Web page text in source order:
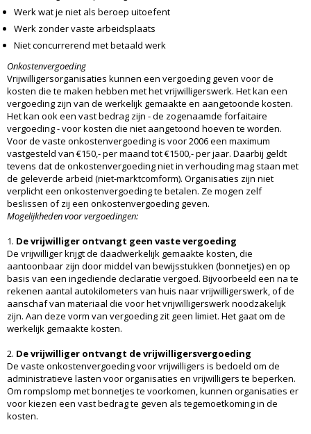
Werk wat je niet als beroep uitoefent
Werk zonder vaste arbeidsplaats
Niet concurrerend met betaald werk
Onkostenvergoeding
Vrijwilligersorganisaties kunnen een vergoeding geven voor de
kosten die te maken hebben met het vrijwilligerswerk. Het kan een
vergoeding zijn van de werkelijk gemaakte en aangetoonde kosten.
Het kan ook een vast bedrag zijn - de zogenaamde forfaitaire
vergoeding - voor kosten die niet aangetoond hoeven te worden.
Voor de vaste onkostenvergoeding is voor 2006 een maximum
vastgesteld van €150,- per maand tot €1500,- per jaar. Daarbij geldt
tevens dat de onkostenvergoeding niet in verhouding mag staan met
de geleverde arbeid (niet-marktcomform). Organisaties zijn niet
verplicht een onkostenvergoeding te betalen. Ze mogen zelf
beslissen of zij een onkostenvergoeding geven.
Mogelijkheden voor vergoedingen:
1. De vrijwilliger ontvangt geen vaste vergoeding
De vrijwilliger krijgt de daadwerkelijk gemaakte kosten, die
aantoonbaar zijn door middel van bewijsstukken (bonnetjes) en op
basis van een ingediende declaratie vergoed. Bijvoorbeeld een na te
rekenen aantal autokilometers van huis naar vrijwilligerswerk, of de
aanschaf van materiaal die voor het vrijwilligerswerk noodzakelijk
zijn. Aan deze vorm van vergoeding zit geen limiet. Het gaat om de
werkelijk gemaakte kosten.
2. De vrijwilliger ontvangt de vrijwilligersvergoeding
De vaste onkostenvergoeding voor vrijwilligers is bedoeld om de
administratieve lasten voor organisaties en vrijwilligers te beperken.
Om rompslomp met bonnetjes te voorkomen, kunnen organisaties er
voor kiezen een vast bedrag te geven als tegemoetkoming in de
kosten.